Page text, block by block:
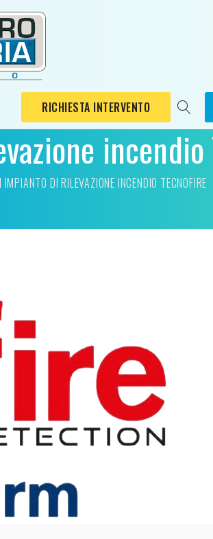
RICHIESTA INTERVENTO
incendio
DI RILEVAZIONE INCENDIO TECNOFIRE